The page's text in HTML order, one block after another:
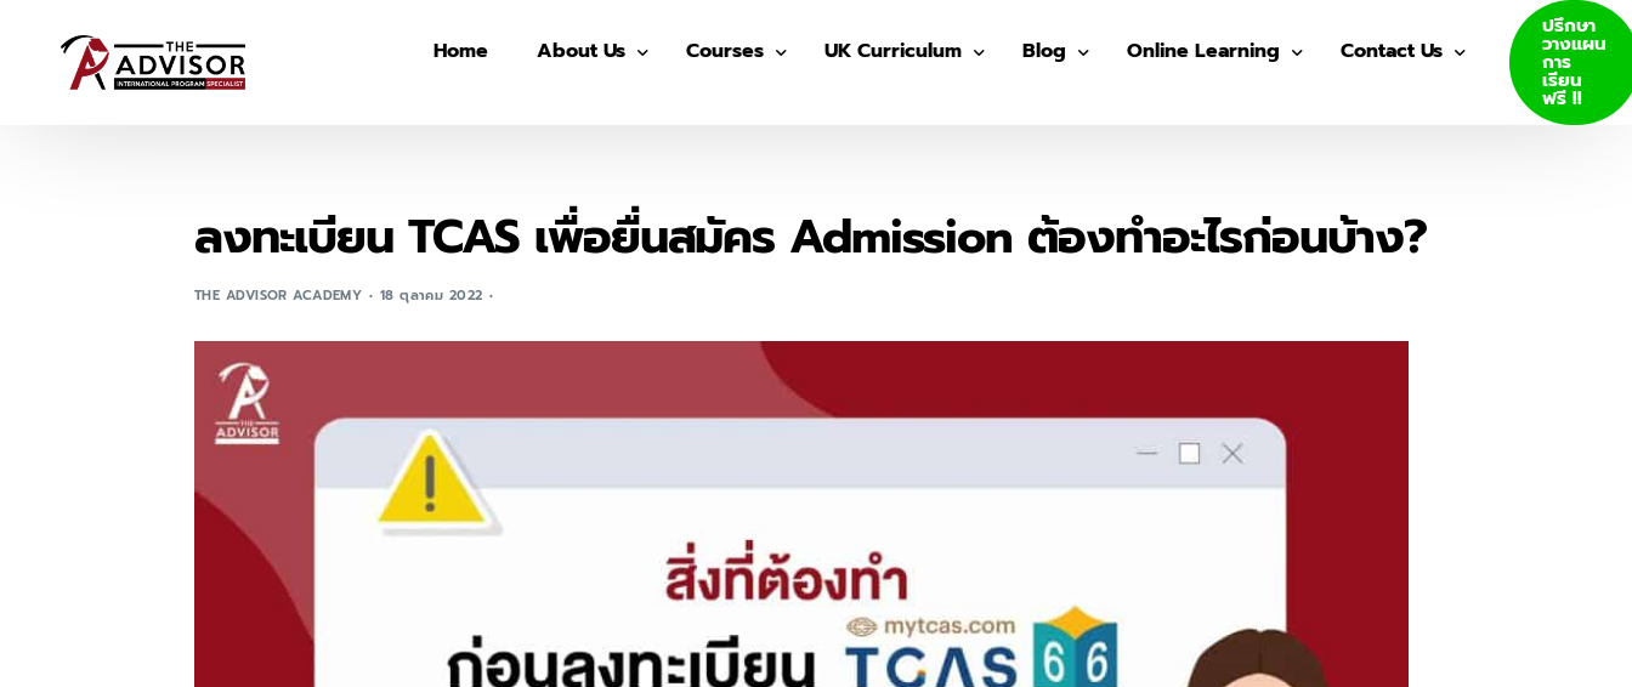
Home About Us
The Advisor On-site
Courses
ติว IGCSE
MUIDS ติวเข้า ม.4
UK Curriculum
IGCSE (Year 10-11)
Blog
SAT
Online Learning
GED E-Books
Contact Us
ปรึกษา
วางแผน
การ
เรียน
ฟรี !!
ลงทะเบียน TCAS เพื่อยื่นสมัคร Admission ต้องทำอะไรก่อนบ้าง?
THE ADVISOR ACADEMY 18 ตุลาคม 2022